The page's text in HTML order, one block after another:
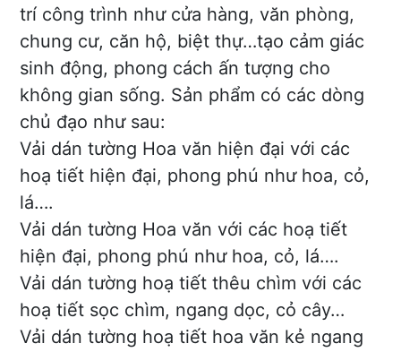
trí công trình như cửa hàng, văn phòng,
chung cư, căn hộ, biệt thự…tạo cảm giác
sinh động, phong cách ấn tượng cho
không gian sống. Sản phẩm có các dòng
chủ đạo như sau:
Vải dán tường Hoa văn hiện đại với các
hoạ tiết hiện đại, phong phú như hoa, cỏ,
lá….
Vải dán tường Hoa văn với các hoạ tiết
hiện đại, phong phú như hoa, cỏ, lá….
Vải dán tường hoạ tiết thêu chìm với các
hoạ tiết sọc chìm, ngang dọc, cỏ cây…
Vải dán tường hoạ tiết hoa văn kẻ ngang